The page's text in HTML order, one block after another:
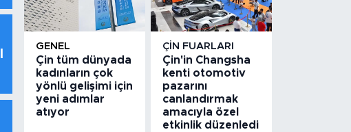
GENEL
Çin tüm dünyada
kadınların çok
yönlü gelişimi için
yeni adımlar
atıyor
ÇIN FUARLARI
Çin'in Changsha
kenti otomotiv
pazarını
canlandırmak
amacıyla özel
etkinlik düzenledi